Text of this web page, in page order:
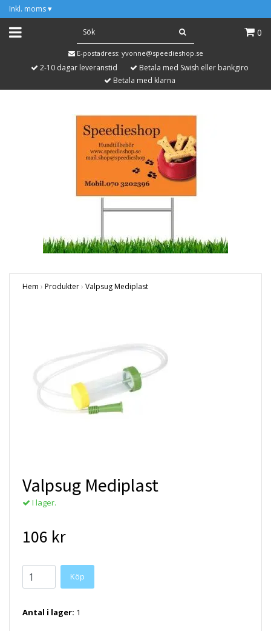
Inkl. moms ▾
0
E-postadress: yvonne@speedieshop.se
2-10 dagar leveranstid
Betala med Swish eller bankgiro
Betala med klarna
Hem › Produkter› Valpsug Mediplast
Valpsug Mediplast
I lager.
106 kr
Köp
Antal i lager: 1